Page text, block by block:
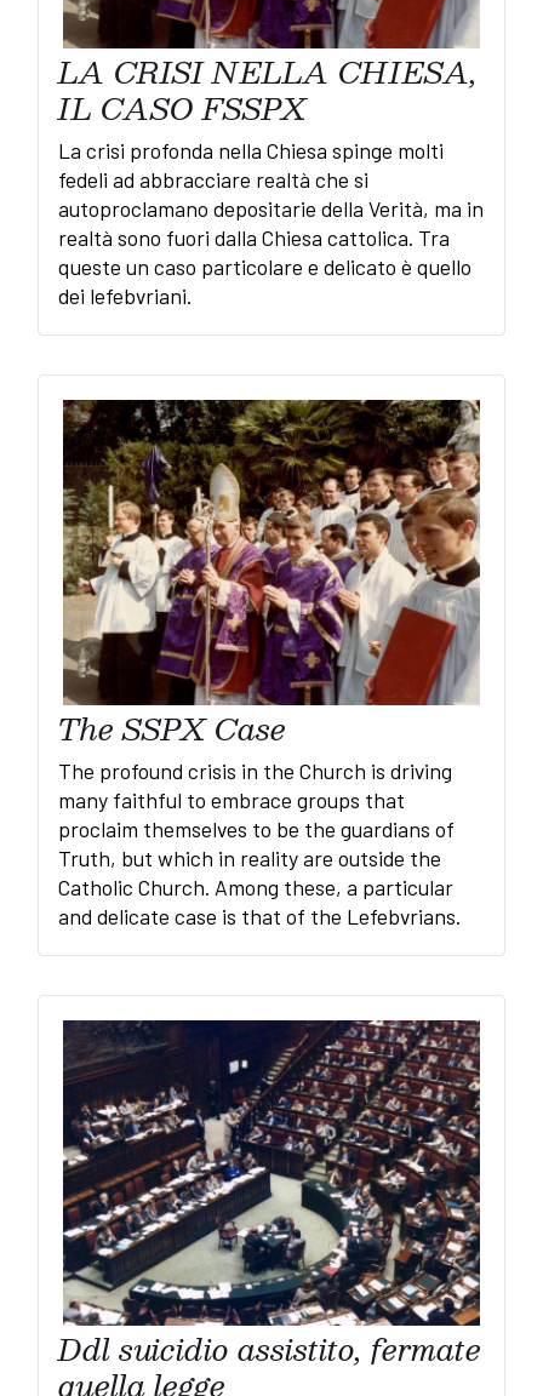
LA CRISI NELLA CHIESA,
IL CASO FSSPX
La crisi profonda nella Chiesa spinge molti
fedeli ad abbracciare realtà che si
autoproclamano depositarie della Verità, ma in
realtà sono fuori dalla Chiesa cattolica. Tra
queste un caso particolare e delicato è quello
dei lefebvriani.
The SSPX Case
The profound crisis in the Church is driving
many faithful to embrace groups that
proclaim themselves to be the guardians of
Truth, but which in reality are outside the
Catholic Church. Among these, a particular
and delicate case is that of the Lefebvrians.
Ddl suicidio assistito, fermate
quella legge